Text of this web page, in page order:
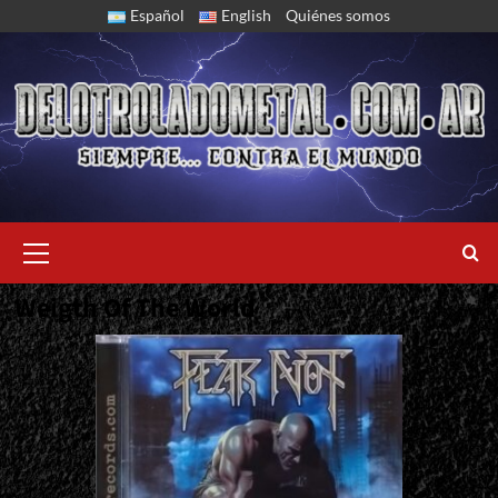
Español English Quiénes somos
Menu
Weigth Of The World